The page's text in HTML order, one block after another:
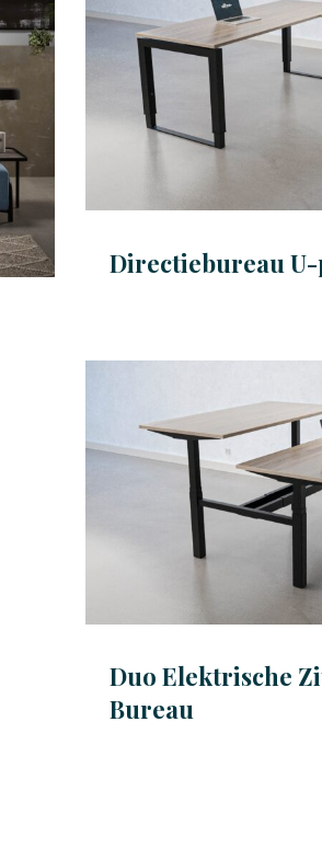
Directiebureau
Duo Elektrische
Bureau